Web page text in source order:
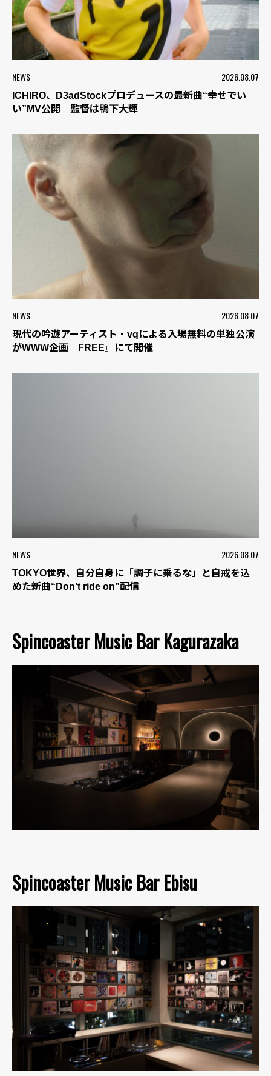
NEWS 2026.08.07
ICHIRO、D3adStockプロデュースの最新曲“幸せでい
い”MV公開 監督は鴨下大輝
NEWS 2026.08.07
現代の吟遊アーティスト・vqによる入場無料の単独公演
がWWW企画『FREE』にて開催
NEWS 2026.08.07
TOKYO世界、自分自身に「調子に乗るな」と自戒を込
めた新曲“Don’t ride on”配信
Spincoaster Music Bar Kagurazaka
Spincoaster Music Bar Ebisu